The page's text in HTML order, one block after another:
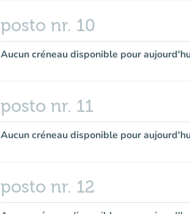
posto nr. 10
Aucun créneau disponible pour
posto nr. 11
Aucun créneau disponible pour
posto nr. 12